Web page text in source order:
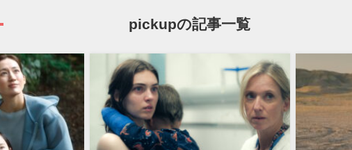
pickupの記事一覧